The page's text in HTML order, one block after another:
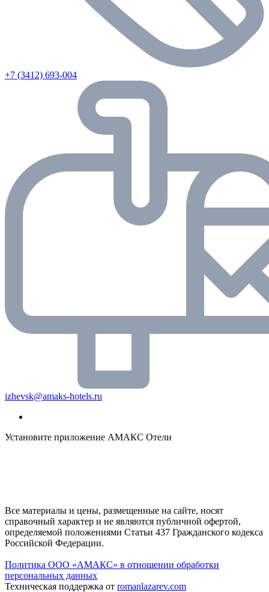
+7 (3412) 693-004
izhevsk@amaks-hotels.ru
Установите приложение АМАКС Отели
Все материалы и цены, размещенные на сайте, носят
справочный характер и не являются публичной офертой,
определяемой положениями Статьи 437 Гражданского кодекса
Российской Федерации.
Политика ООО «АМАКС» в отношении обработки
персональных данных
Техническая поддержка от romanlazarev.com